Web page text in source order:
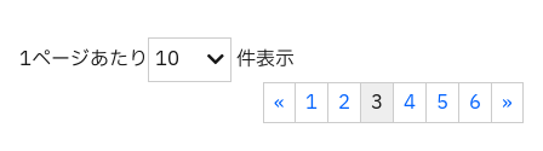
1ページあたり 10
件表示
«
1 2 3 4 5 6 »